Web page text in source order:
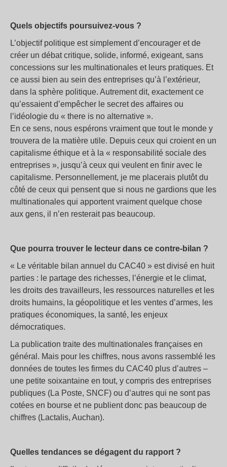
Quels objectifs poursuivez-vous ?
L’objectif politique est simplement d’encourager et de
créer un débat critique, solide, informé, exigeant, sans
concessions sur les multinationales et leurs pratiques. Et
ce aussi bien au sein des entreprises qu’à l’extérieur,
dans la sphère politique. Autrement dit, exactement ce
qu’essaient d’empêcher le secret des affaires ou
l’idéologie du « there is no alternative ».
En ce sens, nous espérons vraiment que tout le monde y
trouvera de la matière utile. Depuis ceux qui croient en un
capitalisme éthique et à la « responsabilité sociale des
entreprises », jusqu’à ceux qui veulent en finir avec le
capitalisme. Personnellement, je me placerais plutôt du
côté de ceux qui pensent que si nous ne gardions que les
multinationales qui apportent vraiment quelque chose
aux gens, il n’en resterait pas beaucoup.
Que pourra trouver le lecteur dans ce contre-bilan ?
« Le véritable bilan annuel du CAC40 » est divisé en huit
parties : le partage des richesses, l’énergie et le climat,
les droits des travailleurs, les ressources naturelles et les
droits humains, la géopolitique et les ventes d’armes, les
pratiques économiques, la santé, les enjeux
démocratiques.
La publication traite des multinationales françaises en
général. Mais pour les chiffres, nous avons rassemblé les
données de toutes les firmes du CAC40 plus d’autres –
une petite soixantaine en tout, y compris des entreprises
publiques (La Poste, SNCF) ou d’autres qui ne sont pas
cotées en bourse et ne publient donc pas beaucoup de
chiffres (Lactalis, Auchan).
Quelles tendances se dégagent du rapport ?